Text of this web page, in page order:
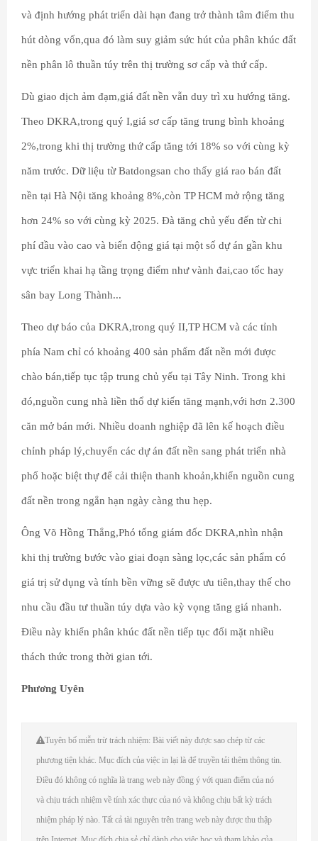
và định hướng phát triển dài hạn đang trở thành tâm điểm thu
hút dòng vốn,qua đó làm suy giảm sức hút của phân khúc đất
nền phân lô thuần túy trên thị trường sơ cấp và thứ cấp.
Dù giao dịch ảm đạm,giá đất nền vẫn duy trì xu hướng tăng.
Theo DKRA,trong quý I,giá sơ cấp tăng trung bình khoảng
2%,trong khi thị trường thứ cấp tăng tới 18% so với cùng kỳ
năm trước. Dữ liệu từ Batdongsan cho thấy giá rao bán đất
nền tại Hà Nội tăng khoảng 8%,còn TP HCM mở rộng tăng
hơn 24% so với cùng kỳ 2025. Đà tăng chủ yếu đến từ chi
phí đầu vào cao và biến động giá tại một số dự án gần khu
vực triển khai hạ tầng trọng điểm như vành đai,cao tốc hay
sân bay Long Thành...
Theo dự báo của DKRA,trong quý II,TP HCM và các tỉnh
phía Nam chỉ có khoảng 400 sản phẩm đất nền mới được
chào bán,tiếp tục tập trung chủ yếu tại Tây Ninh. Trong khi
đó,nguồn cung nhà liền thổ dự kiến tăng mạnh,với hơn 2.300
căn mở bán mới. Nhiều doanh nghiệp đã lên kế hoạch điều
chỉnh pháp lý,chuyển các dự án đất nền sang phát triển nhà
phố hoặc biệt thự để cải thiện thanh khoản,khiến nguồn cung
đất nền trong ngắn hạn ngày càng thu hẹp.
Ông Võ Hồng Thắng,Phó tổng giám đốc DKRA,nhìn nhận
khi thị trường bước vào giai đoạn sàng lọc,các sản phẩm có
giá trị sử dụng và tính bền vững sẽ được ưu tiên,thay thế cho
nhu cầu đầu tư thuần túy dựa vào kỳ vọng tăng giá nhanh.
Điều này khiến phân khúc đất nền tiếp tục đối mặt nhiều
thách thức trong thời gian tới.
Phương Uyên
Tuyên bố miễn trừ trách nhiệm: Bài viết này được sao chép từ các
phương tiện khác. Mục đích của việc in lại là để truyền tải thêm thông tin.
Điều đó không có nghĩa là trang web này đồng ý với quan điểm của nó
và chịu trách nhiệm về tính xác thực của nó và không chịu bất kỳ trách
nhiệm pháp lý nào. Tất cả tài nguyên trên trang web này được thu thập